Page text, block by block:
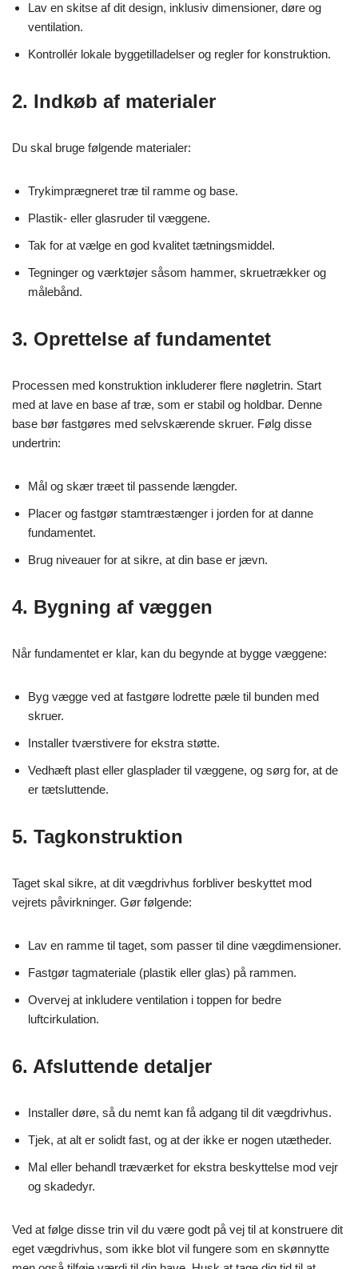
Lav en skitse af dit design, inklusiv dimensioner, døre og
ventilation.
Kontrollér lokale byggetilladelser og regler for konstruktion.
2. Indkøb af materialer
Du skal bruge følgende materialer:
Trykimprægneret træ til ramme og base.
Plastik- eller glasruder til væggene.
Tak for at vælge en god kvalitet tætningsmiddel.
Tegninger og værktøjer såsom hammer, skruetrækker og
målebånd.
3. Oprettelse af fundamentet
Processen med konstruktion inkluderer flere nøgletrin. Start
med at lave en base af træ, som er stabil og holdbar. Denne
base bør fastgøres med selvskærende skruer. Følg disse
undertrin:
Mål og skær træet til passende længder.
Placer og fastgør stamtræstænger i jorden for at danne
fundamentet.
Brug niveauer for at sikre, at din base er jævn.
4. Bygning af væggen
Når fundamentet er klar, kan du begynde at bygge væggene:
Byg vægge ved at fastgøre lodrette pæle til bunden med
skruer.
Installer tværstivere for ekstra støtte.
Vedhæft plast eller glasplader til væggene, og sørg for, at de
er tætsluttende.
5. Tagkonstruktion
Taget skal sikre, at dit vægdrivhus forbliver beskyttet mod
vejrets påvirkninger. Gør følgende:
Lav en ramme til taget, som passer til dine vægdimensioner.
Fastgør tagmateriale (plastik eller glas) på rammen.
Overvej at inkludere ventilation i toppen for bedre
luftcirkulation.
6. Afsluttende detaljer
Installer døre, så du nemt kan få adgang til dit vægdrivhus.
Tjek, at alt er solidt fast, og at der ikke er nogen utætheder.
Mal eller behandl træværket for ekstra beskyttelse mod vejr
og skadedyr.
Ved at følge disse trin vil du være godt på vej til at konstruere dit
eget vægdrivhus, som ikke blot vil fungere som en skønnytte